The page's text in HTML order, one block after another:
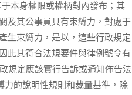
本身權限或權柄對內發布；其
及其公事員具有束縛力，對處于
生束縛力，是以，這些行政規定
此其符合法規要件與律例號令有
規定應該實行告訴或通知佈告法
力的說明性規則和裁量基準，除